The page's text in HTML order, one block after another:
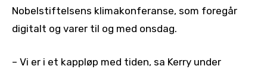
Nobelstiftelsens klimakonferanse, som foregår
digitalt og varer til og med onsdag.
– Vi er i et kappløp med tiden, sa Kerry under